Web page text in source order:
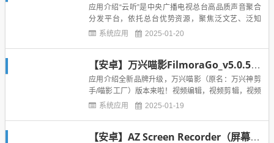
发起一键紧急求助，...
应用介绍“云听”是中央广播电视总台高品质声音聚合
分发平台，依托总台优势资源，聚焦泛文艺、泛知
识、泛娱乐三大品类，为各类终端用户提供优质的声
陆》《人民的名义》《欢乐颂》《浮图塔》《老谋子
司马懿》《在故宫寻找苏东坡...
系统应用 2025-01-20
【安卓】万兴喵影FilmoraGo_v5.0.5至尊会员最新版本
应用介绍全新品牌升级，万兴喵影（原名：万兴神剪
手/喵影工厂）版本来啦！视频编辑，视频剪辑，视频
裁剪，视频拼接，画中画，视频倒放，视频滤镜，动
站Up主都在用的喵影工厂（原名：万兴神剪手...
系统应用 2025-01-19
【安卓】AZ Screen Recorder（屏幕录制）_v5.7.8最新高级版本